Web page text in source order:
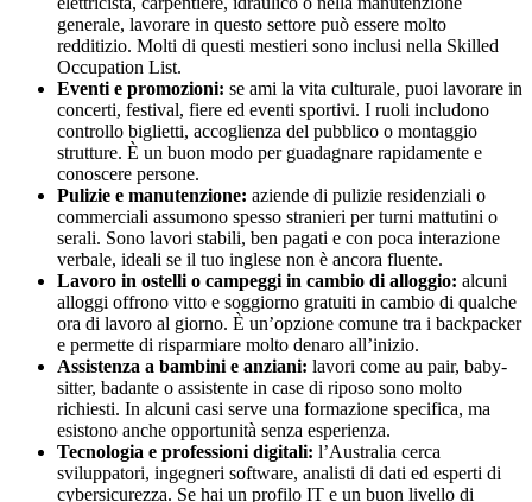
generale, lavorare in questo settore può essere molto
redditizio. Molti di questi mestieri sono inclusi nella Skilled
Occupation List.
Eventi e promozioni: se ami la vita culturale, puoi lavorare in
concerti, festival, fiere ed eventi sportivi. I ruoli includono
controllo biglietti, accoglienza del pubblico o montaggio
strutture. È un buon modo per guadagnare rapidamente e
conoscere persone.
Pulizie e manutenzione: aziende di pulizie residenziali o
commerciali assumono spesso stranieri per turni mattutini o
serali. Sono lavori stabili, ben pagati e con poca interazione
verbale, ideali se il tuo inglese non è ancora fluente.
Lavoro in ostelli o campeggi in cambio di alloggio: alcuni
alloggi offrono vitto e soggiorno gratuiti in cambio di qualche
ora di lavoro al giorno. È un’opzione comune tra i backpacker
e permette di risparmiare molto denaro all’inizio.
Assistenza a bambini e anziani: lavori come au pair, baby-
sitter, badante o assistente in case di riposo sono molto
richiesti. In alcuni casi serve una formazione specifica, ma
esistono anche opportunità senza esperienza.
Tecnologia e professioni digitali: l’Australia cerca
sviluppatori, ingegneri software, analisti di dati ed esperti di
cybersicurezza. Se hai un profilo IT e un buon livello di